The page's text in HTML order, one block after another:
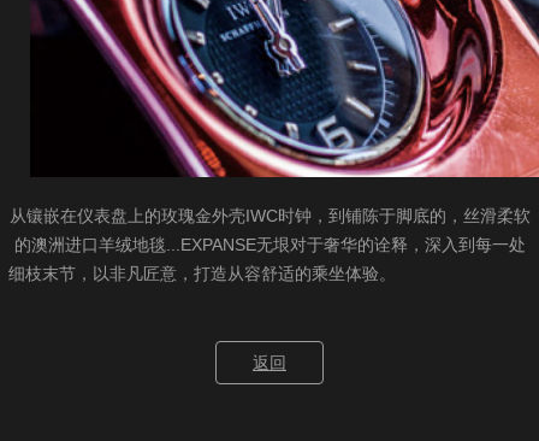
服务中心
关于维努斯
从镶嵌在仪表盘上的玫瑰金外壳IWC时钟，到铺陈于脚底的，丝滑柔软
的澳洲进口羊绒地毯...EXPANSE无垠对于奢华的诠释，深入到每一处
细枝末节，以非凡匠意，打造从容舒适的乘坐体验。
返回